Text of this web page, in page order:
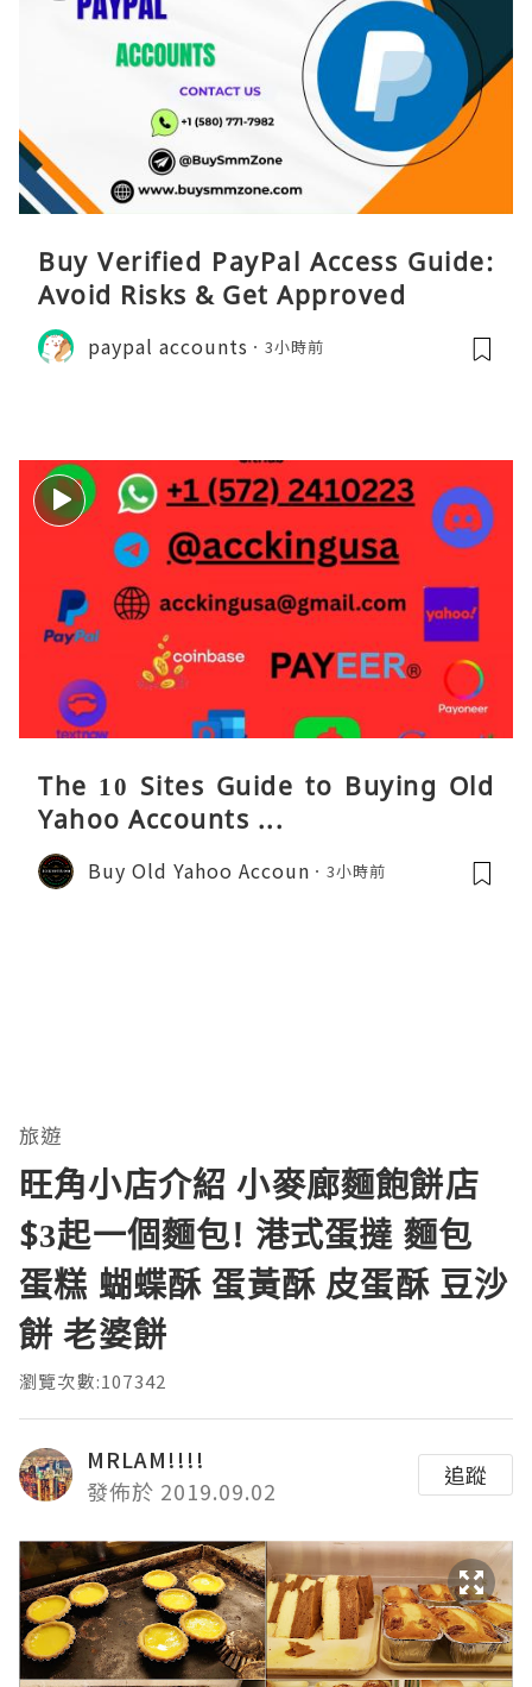
Buy Verified PayPal Access Guide:
Avoid Risks & Get Approved
paypal accounts 3小時前
The 10 Sites Guide to Buying Old
Yahoo Accounts ...
Buy Old Yahoo Accoun 3小時前
旅遊
旺角小店介紹 小麥廊麵飽餅店
$3起一個麵包! 港式蛋撻 麵包
蛋糕 蝴蝶酥 蛋黃酥 皮蛋酥 豆沙
餅 老婆餅
瀏覽次數:107342
MRLAM!!!!
發佈於 2019.09.02
追蹤